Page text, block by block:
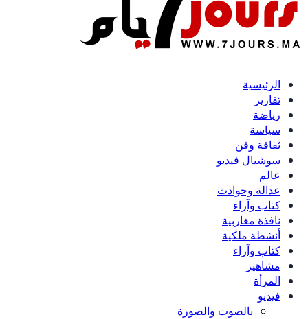
الرئيسية
تقارير
رياضة
سياسة
ثقافة وفن
سوشيال فيديو
عالم
عدالة وحوادث
كتاب وآراء
نافذة مغاربية
أنشطة ملكية
كتاب وآراء
مشاهير
المرأة
فيديو
بالصوت والصورة